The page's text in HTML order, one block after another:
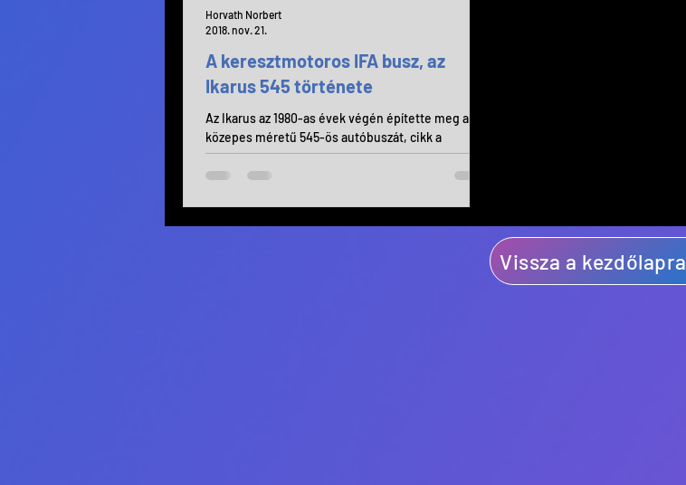
A keresztmotoros IFA busz, az
Ikarus 545 története
Az Ikarus az 1980-as évek végén építette meg a
közepes méretű 545-ös autóbuszát, cikk a
születésének körülményeiről szól.
Horvath Norbert
2018. nov. 21.
Vissza a kezdőlapra